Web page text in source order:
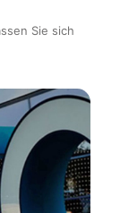
Sie sich